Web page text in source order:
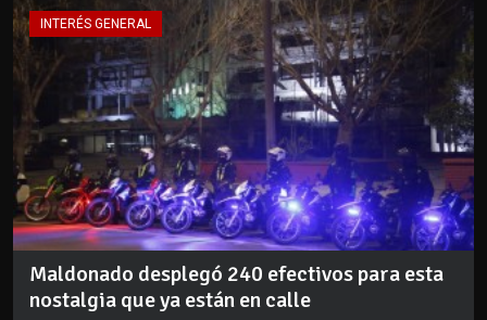
INTERÉS GENERAL
Maldonado desplegó 240 efectivos para esta
nostalgia que ya están en calle